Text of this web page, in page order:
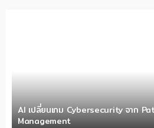
AI เปลี่ยนเกม Cybersecurity จาก
Management